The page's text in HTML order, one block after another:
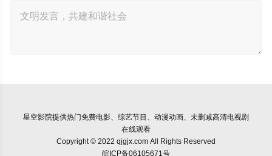
星空影院提供热门免费电影、综艺节目、动漫动画、未删减高清电视剧
在线观看
Copyright © 2022 qjgjx.com All Rights Reserved
皖ICP备06105671号